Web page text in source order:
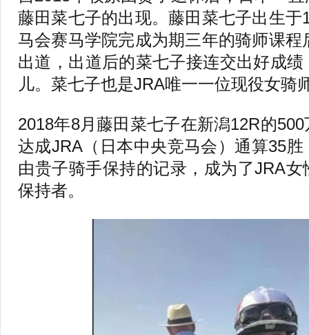
藤田菜七子的出现。藤田菜七子出生于
马会赛马学院完成为期三年的骑师课程
出道，出道后的菜七子接连交出好成
儿。菜七子也是JRA唯一一位现役女骑
2018年8月藤田菜七子在新潟12R的
达成JRA（日本中央竞马会）通算35
由贵子骑手保持的记录，成为了JRA
保持者。